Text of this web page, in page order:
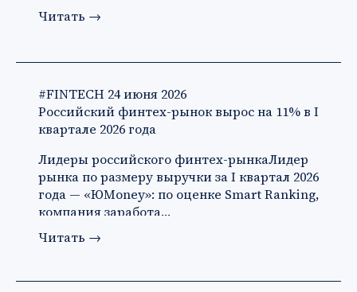
Читать →
#FINTECH 24 июня 2026
Российский финтех-рынок вырос на 11% в I
квартале 2026 года
Лидеры российского финтех-рынкаЛидер
рынка по размеру выручки за I квартал 2026
года — «ЮMoney»: по оценке Smart Ranking,
компания заработа…
Читать →